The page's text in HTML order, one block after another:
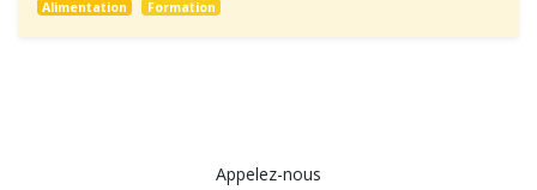
Alimentation Formation
Appelez-nous